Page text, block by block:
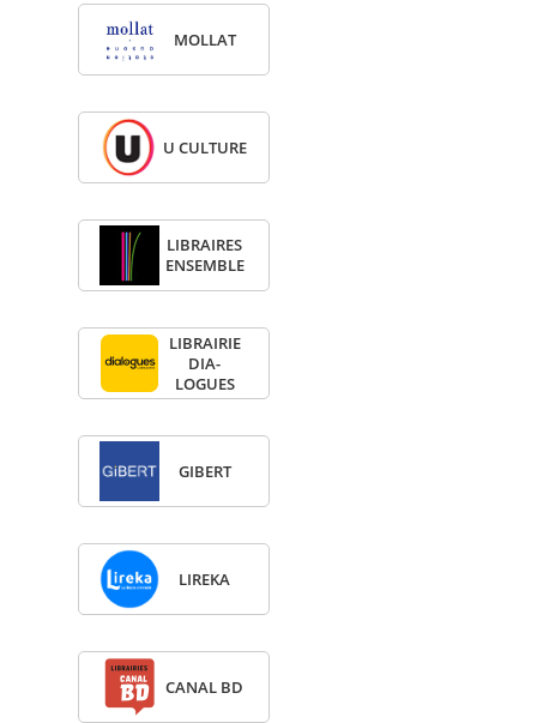
MOL­LAT
U CULTURE
LIBRAIRES
ENSEMBLE
LIBRAI­RIE
DIA­
LOGUES
GIBERT
LIREKA
CANAL BD